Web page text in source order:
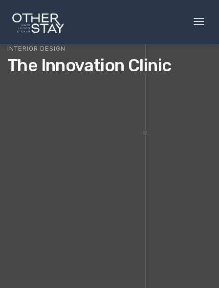
Toggle
INTERIOR DESIGN
The Innovation Clinic